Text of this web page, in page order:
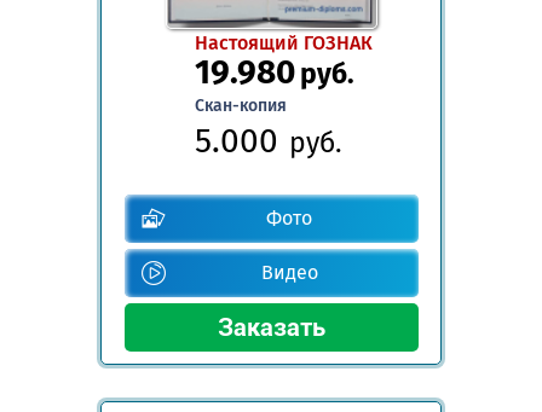
Настоящий ГОЗНАК
19.980руб.
Скан-копия
5.000 руб.
Фото
Видео